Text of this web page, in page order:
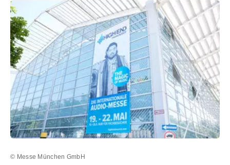
© Messe München GmbH